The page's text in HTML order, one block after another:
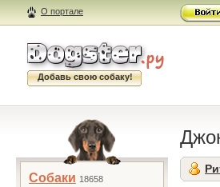
О портале
Добавь свою собаку!
Собаки 18658